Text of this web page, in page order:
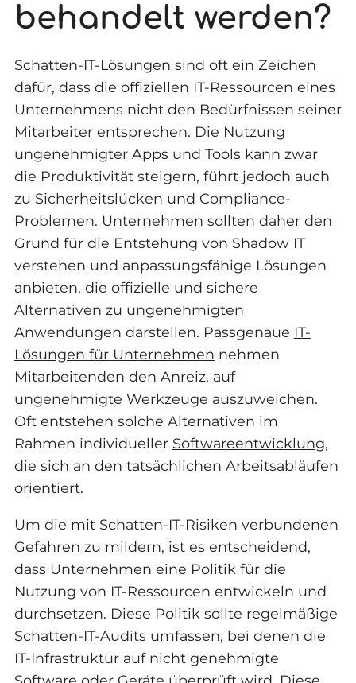
behandelt werden?
Schatten-IT-Lösungen sind oft ein Zeichen
dafür, dass die offiziellen IT-Ressourcen eines
Unternehmens nicht den Bedürfnissen seiner
Mitarbeiter entsprechen. Die Nutzung
ungenehmigter Apps und Tools kann zwar
die Produktivität steigern, führt jedoch auch
zu Sicherheitslücken und Compliance-
Problemen. Unternehmen sollten daher den
Grund für die Entstehung von Shadow IT
verstehen und anpassungsfähige Lösungen
anbieten, die offizielle und sichere
Alternativen zu ungenehmigten
Anwendungen darstellen. Passgenaue IT-
Lösungen für Unternehmen nehmen
Mitarbeitenden den Anreiz, auf
ungenehmigte Werkzeuge auszuweichen.
Oft entstehen solche Alternativen im
Rahmen individueller Softwareentwicklung,
die sich an den tatsächlichen Arbeitsabläufen
orientiert.
Um die mit Schatten-IT-Risiken verbundenen
Gefahren zu mildern, ist es entscheidend,
dass Unternehmen eine Politik für die
Nutzung von IT-Ressourcen entwickeln und
durchsetzen. Diese Politik sollte regelmäßige
Schatten-IT-Audits umfassen, bei denen die
IT-Infrastruktur auf nicht genehmigte